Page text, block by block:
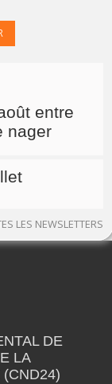
entre
nager
LES NEWSLETTERS
DE
LA
(CND24)